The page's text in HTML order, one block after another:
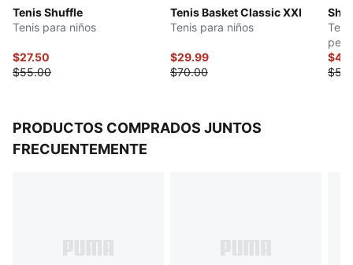
de 4 a 8 años
Tenis Shuffle
Tenis para niños
$27.50
$55.00
Tenis Basket Classic XXI
Tenis para niños
$29.99
$70.00
PRODUCTOS COMPRADOS JUNTOS
FRECUENTEMENTE